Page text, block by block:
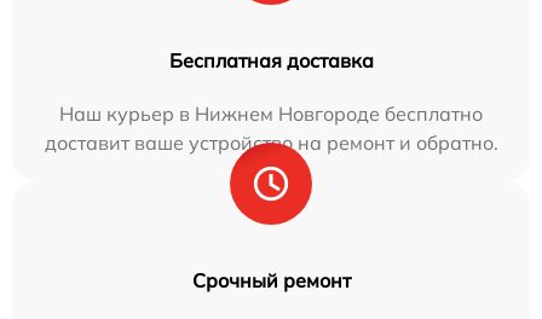
Бесплатная доставка
Наш курьер в Нижнем Новгороде бесплатно
доставит ваше устройство на ремонт и обратно.
Срочный ремонт